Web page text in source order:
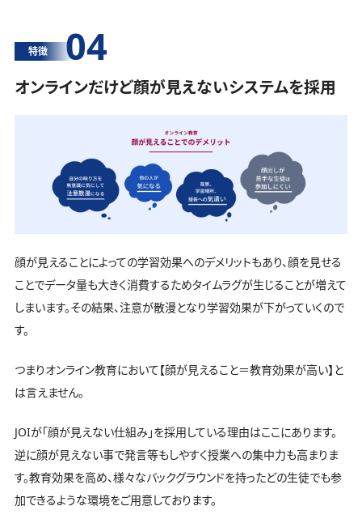
特徴 04
オンラインだけど顔が見えないシステムを採用
顔が見えることによっての学習効果へのデメリットもあり、顔を見せる
ことでデータ量も大きく消費するためタイムラグが生じることが増えて
しまいます。その結果、注意が散漫となり学習効果が下がっていくので
す。
つまりオンライン教育において【顔が見えること＝教育効果が高い】と
は言えません。
JOIが「顔が見えない仕組み」を採用している理由はここにあります。
逆に顔が見えない事で発言等もしやすく授業への集中力も高まりま
す。教育効果を高め、様々なバックグラウンドを持ったどの生徒でも参
加できるような環境をご用意しております。